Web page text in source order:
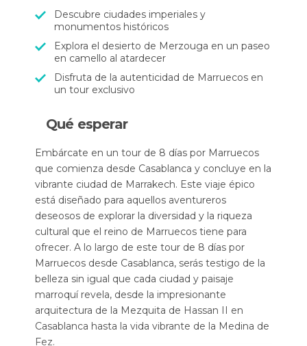
Descubre ciudades imperiales y
monumentos históricos
Explora el desierto de Merzouga en un paseo
en camello al atardecer
Disfruta de la autenticidad de Marruecos en
un tour exclusivo
Qué esperar
Embárcate en un tour de 8 días por Marruecos
que comienza desde Casablanca y concluye en la
vibrante ciudad de Marrakech. Este viaje épico
está diseñado para aquellos aventureros
deseosos de explorar la diversidad y la riqueza
cultural que el reino de Marruecos tiene para
ofrecer. A lo largo de este tour de 8 días por
Marruecos desde Casablanca, serás testigo de la
belleza sin igual que cada ciudad y paisaje
marroquí revela, desde la impresionante
arquitectura de la Mezquita de Hassan II en
Casablanca hasta la vida vibrante de la Medina de
Fez.